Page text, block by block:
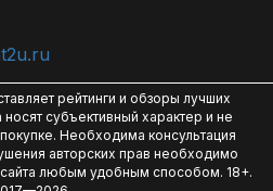
рейтинги и обзоры лучших
субъективный характер и не
Необходима консультация
авторских прав необходимо
сайта любым удобным способом. 18+.